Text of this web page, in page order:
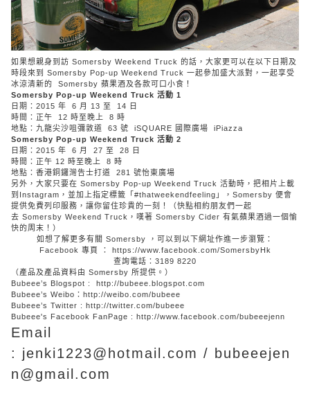
如果想親身到訪 Somersby Weekend Truck 的話，大家更可以在以下日期及
時段來到 Somersby Pop-up Weekend Truck 一起參加盛大派對，一起享受
冰涼清新的 Somersby 蘋果酒及各款可口小食！
Somersby Pop-up Weekend Truck 活動 1
日期：2015 年 6 月 13 至 14 日
時間：正午 12 時至晚上 8 時
地點：九龍尖沙咀彌敦道 63 號 iSQUARE 國際廣場 iPiazza
Somersby Pop-up Weekend Truck 活動 2
日期：2015 年 6 月 27 至 28 日
時間：正午 12 時至晚上 8 時
地點：香港銅鑼灣告士打道 281 號怡東廣場
另外，大家只要在 Somersby Pop-up Weekend Truck 活動時，把相片上載
到Instagram，並加上指定標籤「#thatweekendfeeling」，Somersby 便會
提供免費列印服務，讓你留住珍貴的一刻！（快點相約朋友們一起
去 Somersby Weekend Truck，嘆著 Somersby Cider 有氣蘋果酒過一個愉
快的周末！）
如想了解更多有關 Somersby ，可以到以下網址作進一步瀏覽：
Facebook 專頁 ： https://www.facebook.com/SomersbyHk
查詢電話：3189 8220
（產品及產品資料由 Somersby 所提供。）
Bubeee’s Blogspot : http://bubeee.blogspot.com
Bubeee’s Weibo： http://weibo.com/bubeee
Bubeee’s Twitter : http://twitter.com/bubeee
Bubeee's Facebook FanPage : http://www.facebook.com/bubeeejenn
Email
: jenki1223@hotmail.com / bubeeejen
n@gmail.com